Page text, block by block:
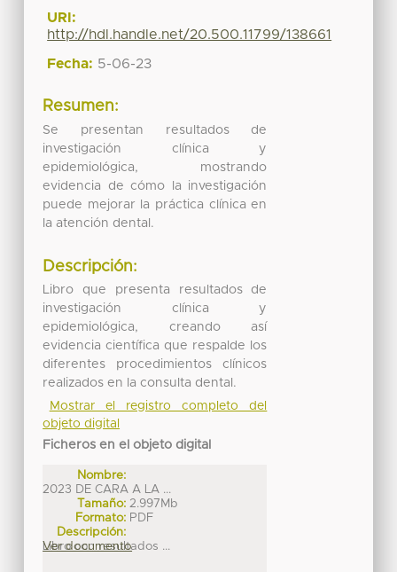
URI:
http://hdl.handle.net/20.500.11799/138661
Fecha: 5-06-23
Resumen:
Se presentan resultados de
investigación clínica y
epidemiológica, mostrando
evidencia de cómo la investigación
puede mejorar la práctica clínica en
la atención dental.
Descripción:
Libro que presenta resultados de
investigación clínica y
epidemiológica, creando así
evidencia científica que respalde los
diferentes procedimientos clínicos
realizados en la consulta dental.
Mostrar el registro completo del
objeto digital
Ficheros en el objeto digital
Nombre:
2023 DE CARA A LA ...
Tamaño: 2.997Mb
Formato: PDF
Descripción:
Libro con resultados ...
Ver documento